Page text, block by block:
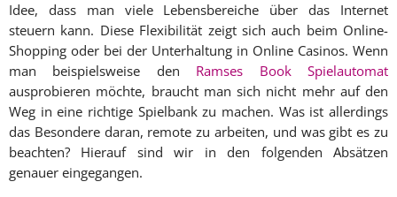
Idee, dass man viele Lebensbereiche über das Internet
steuern kann. Diese Flexibilität zeigt sich auch beim Online-
Shopping oder bei der Unterhaltung in Online Casinos. Wenn
man beispielsweise den Ramses Book Spielautomat
ausprobieren möchte, braucht man sich nicht mehr auf den
Weg in eine richtige Spielbank zu machen. Was ist allerdings
das Besondere daran, remote zu arbeiten, und was gibt es zu
beachten? Hierauf sind wir in den folgenden Absätzen
genauer eingegangen.